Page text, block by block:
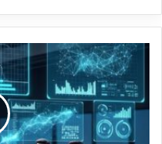
إدارة
مشاريع
2027:
استراتيجيات
متقدمة
وأدوات